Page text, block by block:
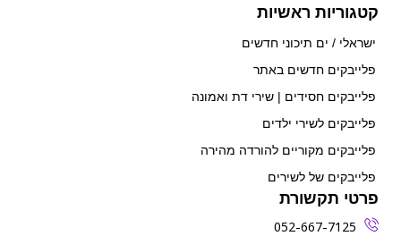
קטגוריות ראשיות
ישראלי / ים תיכוני חדשים
פלייבקים חדשים באתר
פלייבקים חסידים | שירי דת ואמונה
פלייבקים לשירי ילדים
פלייבקים מקוריים להורדה מהירה
פלייבקים של לשירים
פרטי תקשורת
052-667-7125